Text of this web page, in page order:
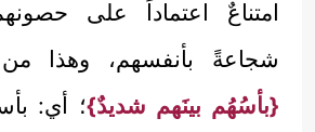
امتناعٌ اعتماداً على
شجاعةً بأنفسهم، وهذا
{بأسُهُم بينَهم شديدٌ}؛ أي: